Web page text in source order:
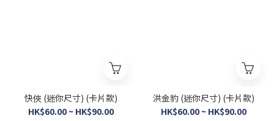
快俠 (迷你尺寸) (卡片款)
HK$60.00 ~ HK$90.00
洪金豹 (迷你尺寸) (卡片款)
HK$60.00 ~ HK$90.00